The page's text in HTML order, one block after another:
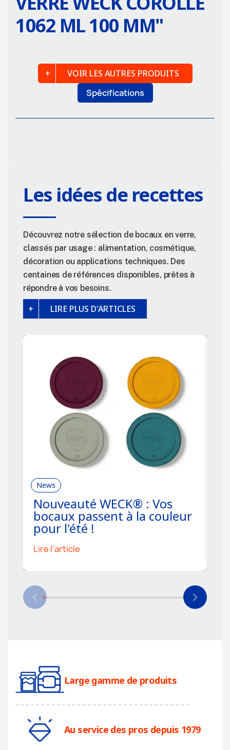
1062 ML 100 MM"
Spécifications
VOIR LES AUTRES PRODUITS
Les idées de recettes
Découvrez notre sélection de bocaux en verre,
classés par usage : alimentation, cosmétique,
décoration ou applications techniques. Des
centaines de références disponibles, prêtes à
répondre à vos besoins.
LIRE PLUS D'ARTICLES
News
Nouveauté WECK® : Vos
bocaux passent à la couleur
pour l'été !
Lire l'article
Large gamme de produits
Au service des pros depuis 1979